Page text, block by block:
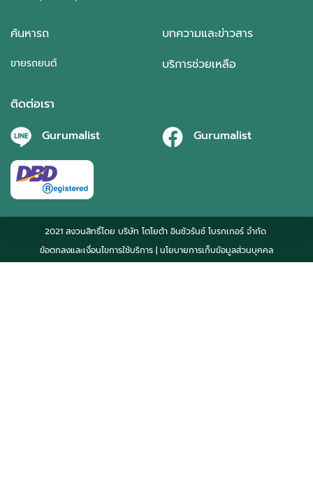
ค้นหารถ บทความและข่าวสาร
ขายรถยนต์ บริการช่วยเหลือ
ติดต่อเรา
Gurumalist
Gurumalist
2021 สงวนสิทธิ์โดย บริษัท โตโยต้า อินชัวรันซ์ โบรกเกอร์ จำกัด
ข้อตกลงและเงื่อนไขการใช้บริการ | นโยบายการเก็บข้อมูลส่วนบุคคล